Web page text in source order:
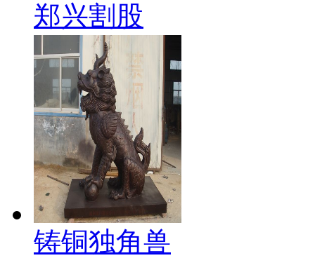
郑兴割股
铸铜独角兽